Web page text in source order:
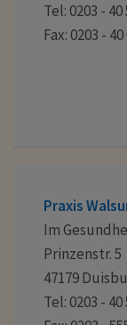
Tel: 0203 - 40
Fax: 0203 - 40
Praxis
Im
Prinzenstr. 5
47179
Tel: 0203 - 40